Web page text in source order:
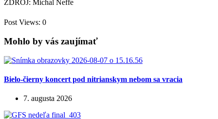
ZDROJ: Michal Neffe
Post Views: 0
Mohlo by vás zaujímať
Bielo-čierny koncert pod nitrianskym nebom sa vracia
7. augusta 2026